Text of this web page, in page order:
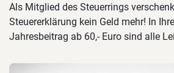
Als Mitglied des Steuerrings
Steuererklärung kein Geld mehr! In
Jahresbeitrag ab 60,- Euro sind alle